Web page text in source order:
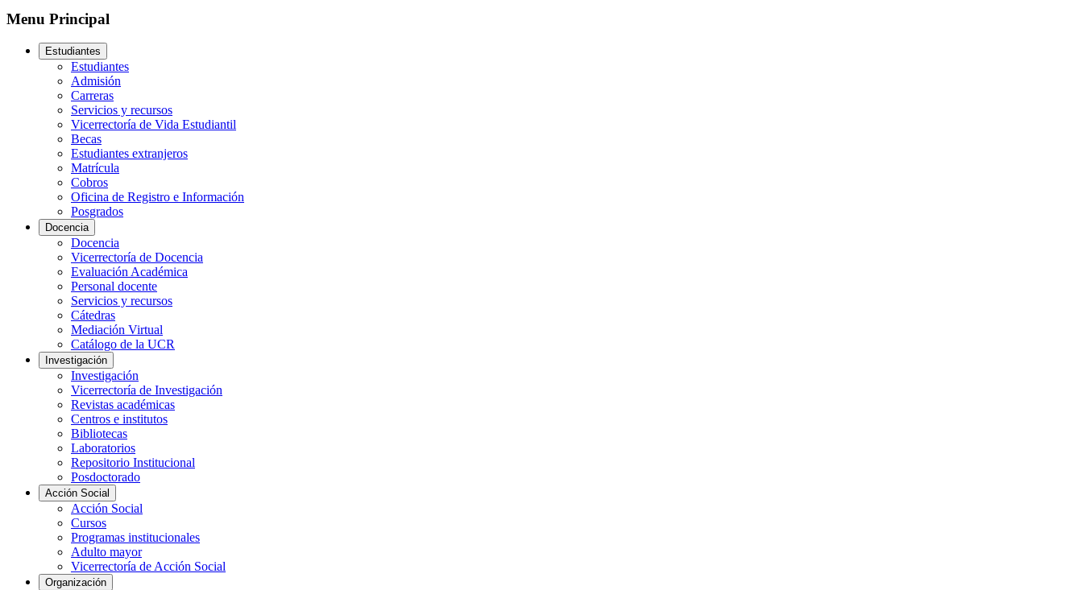
Menu Principal
Estudiantes
Estudiantes
Admisión
Carreras
Servicios y recursos
Vicerrectoría de Vida Estudiantil
Becas
Estudiantes extranjeros
Matrícula
Cobros
Oficina de Registro e Información
Posgrados
Docencia
Docencia
Vicerrectoría de Docencia
Evaluación Académica
Personal docente
Servicios y recursos
Cátedras
Mediación Virtual
Catálogo de la UCR
Investigación
Investigación
Vicerrectoría de Investigación
Revistas académicas
Centros e institutos
Bibliotecas
Laboratorios
Repositorio Institucional
Posdoctorado
Acción Social
Acción Social
Cursos
Programas institucionales
Adulto mayor
Vicerrectoría de Acción Social
Organización